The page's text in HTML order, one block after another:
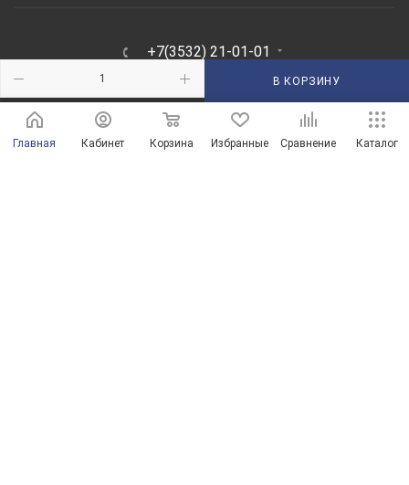
В КОРЗИНУ
+7(3532) 21-01-01
ЗАКАЗАТЬ ЗВОНОК
210101@mail.ru
г. Оренбург, пр-д Автоматики, 8 "А"
Главная Кабинет Корзина Избранные Сравнение Каталог